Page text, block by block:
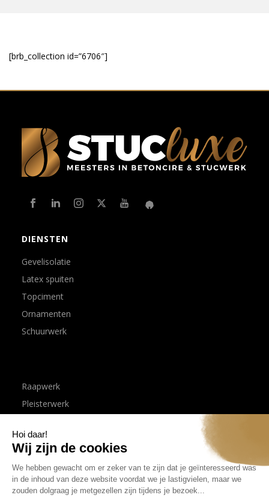
[brb_collection id=”6706″]
DIENSTEN
Gevelisolatie
Latex spuiten
Topciment
Ornamenten
Schuurwerk
Raapwerk
Pleisterwerk
Spuitwerk
Tadelakt